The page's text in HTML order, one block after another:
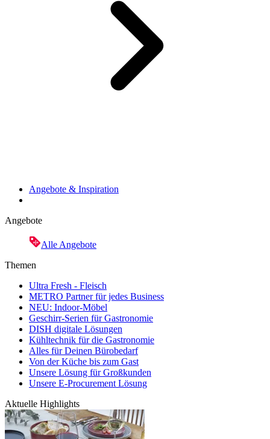
Angebote & Inspiration
Angebote
Alle Angebote
Themen
Ultra Fresh - Fleisch
METRO Partner für jedes Business
NEU: Indoor-Möbel
Geschirr-Serien für Gastronomie
DISH digitale Lösungen
Kühltechnik für die Gastronomie
Alles für Deinen Bürobedarf
Von der Küche bis zum Gast
Unsere Lösung für Großkunden
Unsere E-Procurement Lösung
Aktuelle Highlights